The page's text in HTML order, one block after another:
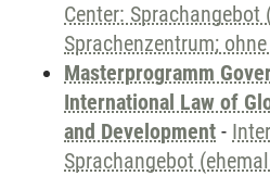
Center: Sprachangebot
Sprachenzentrum; ohne
Masterprogramm
International Law of
and Development -
Sprachangebot